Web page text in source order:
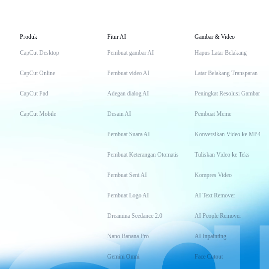
Produk
CapCut Desktop
CapCut Online
CapCut Pad
CapCut Mobile
Fitur AI
Pembuat gambar AI
Pembuat video AI
Adegan dialog AI
Desain AI
Pembuat Suara AI
Pembuat Keterangan Otomatis
Pembuat Seni AI
Pembuat Logo AI
Dreamina Seedance 2.0
Nano Banana Pro
Gemini Omni
Gambar & Video
Hapus Latar Belakang
Latar Belakang Transparan
Peningkat Resolusi Gambar
Pembuat Meme
Konversikan Video ke MP4
Tuliskan Video ke Teks
Kompres Video
AI Text Remover
AI People Remover
AI Inpainting
Face Cutout